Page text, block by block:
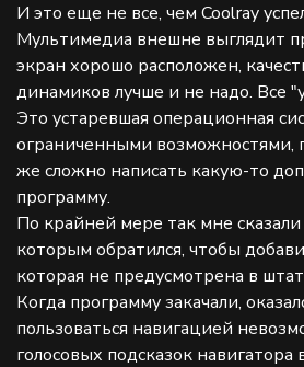
И это еще не все, чем Coolray
Мультимедиа внешне выглядит
экран хорошо расположен,
динамиков лучше и не надо. Все
Это устаревшая операционная
ограниченными возможностями,
же сложно написать какую-то
программу.
По крайней мере так мне
которым обратился, чтобы
которая не предусмотрена в
Когда программу закачали,
пользоваться навигацией
голосовых подсказок навигатора